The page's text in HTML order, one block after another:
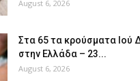
August 6, 2026
Στα 65 τα κρούσματα Ιού
στην Ελλάδα – 23...
August 6, 2026